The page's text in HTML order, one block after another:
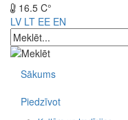
16.5 C°
LV LT EE EN
Sākums
Piedzīvot